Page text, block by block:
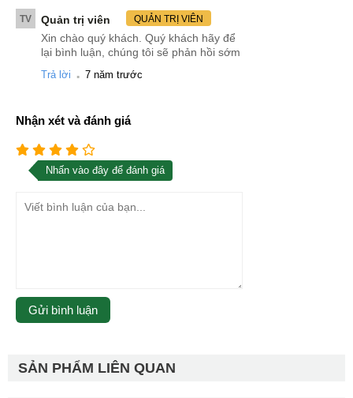
TV Quản trị viên QUẢN TRỊ VIÊN
Xin chào quý khách. Quý khách hãy để
lại bình luận, chúng tôi sẽ phản hồi sớm
Trả lời . 7 năm trước
Nhận xét và đánh giá
Nhấn vào đây để đánh giá
SẢN PHẨM LIÊN QUAN